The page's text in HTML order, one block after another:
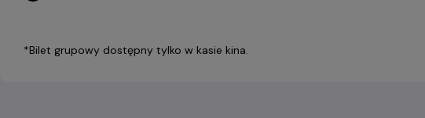
*Bilet grupowy dostępny tylko w kasie kina.